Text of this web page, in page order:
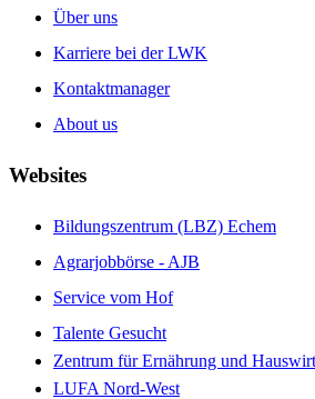
Über uns
Karriere bei der LWK
Kontaktmanager
About us
Websites
Bildungszentrum (LBZ) Echem
Agrarjobbörse - AJB
Service vom Hof
Talente Gesucht
Zentrum für Ernährung und
LUFA Nord-West